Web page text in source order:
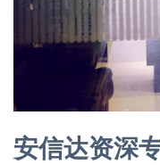
安信达资深